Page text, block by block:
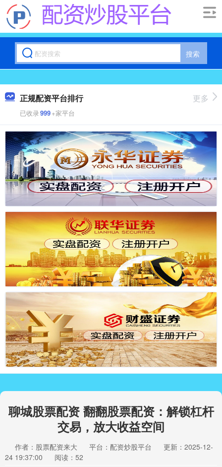
搜索
正规配资平台排行
已收录999+家平台
更多
聊城股票配资 翻翻股票配资：解锁杠杆
交易，放大收益空间
作者：股票配资来大 平台：配资炒股平台
更新：2025-12-
24 19:37:00
阅读：52